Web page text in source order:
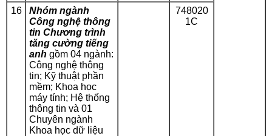
16
Nhóm ngành
Công nghệ thông
tin Chương trình
tăng cường tiếng
anh gồm 04 ngành:
Công nghệ thông
tin; Kỹ thuật phần
mềm; Khoa học
máy tính; Hệ thống
thông tin và 01
Chuyên ngành
Khoa học dữ liệu
748020
1C